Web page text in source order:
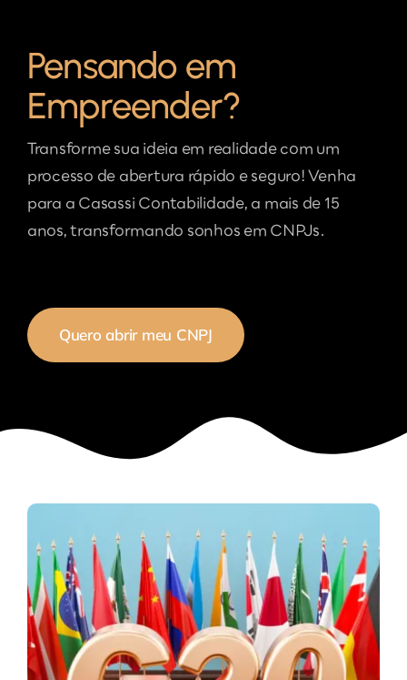
Pensando em
Empreender?
Transforme sua ideia em realidade com um
processo de abertura rápido e seguro! Venha
para a Casassi Contabilidade, a mais de 15
anos, transformando sonhos em CNPJs.
Quero abrir meu CNPJ